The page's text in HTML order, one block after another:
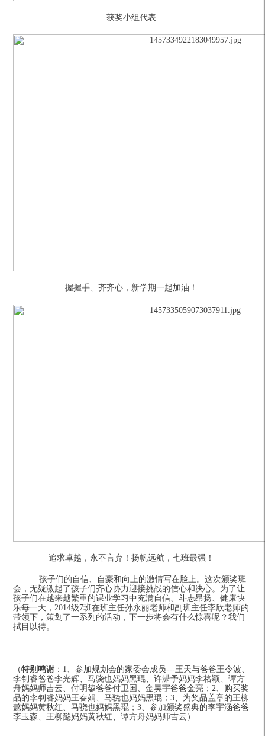
获奖小组代表
握握手、齐齐心，新学期一起加油！
追求卓越，永不言弃！扬帆远航，七班最强！
孩子们的自信、自豪和向上的激情写在脸上。这次颁奖班
会，无疑激起了孩子们齐心协力迎接挑战的信心和决心。为了让
孩子们在越来越繁重的课业学习中充满自信、斗志昂扬、健康快
乐每一天，2014级7班在班主任孙永丽老师和副班主任李欣老师的
带领下，策划了一系列的活动，下一步将会有什么惊喜呢？我们
拭目以待。
（特别鸣谢 ：1、参加规划会的家委会成员---王天与爸爸王令波、
李钊睿爸爸李光辉、马骁也妈妈黑琨、许潇予妈妈李格颖、谭方
舟妈妈师吉云、付明鋆爸爸付卫国、金昊宇爸爸金亮；2、购买奖
品的李钊睿妈妈王春娟、马骁也妈妈黑琨；3、为奖品盖章的王柳
懿妈妈黄秋红、马骁也妈妈黑琨；3、参加颁奖盛典的李宇涵爸爸
李玉森、王柳懿妈妈黄秋红、谭方舟妈妈师吉云）